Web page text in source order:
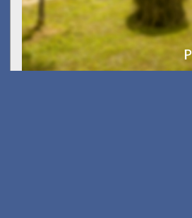
Gölkfest
am 15.08.2026